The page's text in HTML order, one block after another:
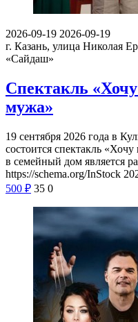
2026-09-19 2026-09-19
г. Казань, улица Николая
«Сайдаш»
Спектакль
мужа»
19 сентября 2026 года в
состоится спектакль
в семейный дом является
https://schema.org/InStock
500 ₽ 35 0